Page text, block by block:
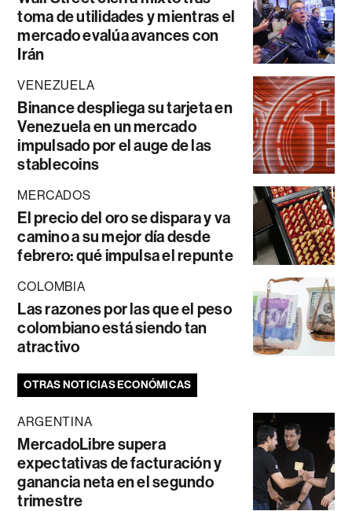
toma de utilidades y mientras el
mercado evalúa avances con
Irán
VENEZUELA
Binance despliega su tarjeta en
Venezuela en un mercado
impulsado por el auge de las
stablecoins
MERCADOS
El precio del oro se dispara y va
camino a su mejor día desde
febrero: qué impulsa el repunte
COLOMBIA
Las razones por las que el peso
colombiano está siendo tan
atractivo
OTRAS NOTICIAS ECONÓMICAS
ARGENTINA
MercadoLibre supera
expectativas de facturación y
ganancia neta en el segundo
trimestre